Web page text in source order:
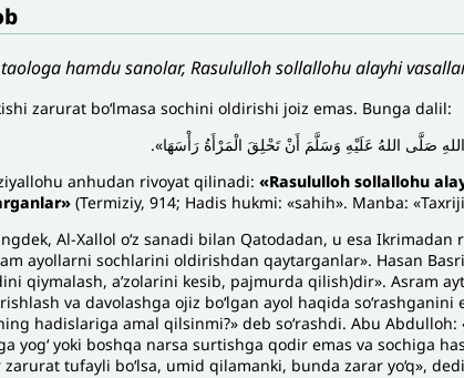
hamdu sanolar, Rasululloh sollallohu alayhi
zarurat bo‘lmasa sochini oldirishi joiz emas. Bunga dalil:
صَلَّى اللهُ عَلَيْهِ وَسَلَّمَ أَنْ تَحْلِقَ الْمَرْأَةُ رَأْسَهَا».
anhudan rivoyat qilinadi: «Rasululloh sollallohu
»(Termiziy, 914; Hadis hukmi: «sahih». Manba:
Al-Xallol o‘z sanadi bilan Qatodadan, u esa
ayollarni sochlarini oldirishdan qaytarganlar». Hasan
qiymalash, a’zolarini kesib, pajmurda qilish)dir». Asram
va davolashga ojiz boʻlgan ayol haqida
hadislariga amal qilsinmi?» deb so‘rashdi. Abu Abdulloh:
yog‘ yoki boshqa narsa surtishga qodir emas va sochiga
zarurat tufayli bo‘lsa, umid qilamanki, bunda zarar yo‘q»,